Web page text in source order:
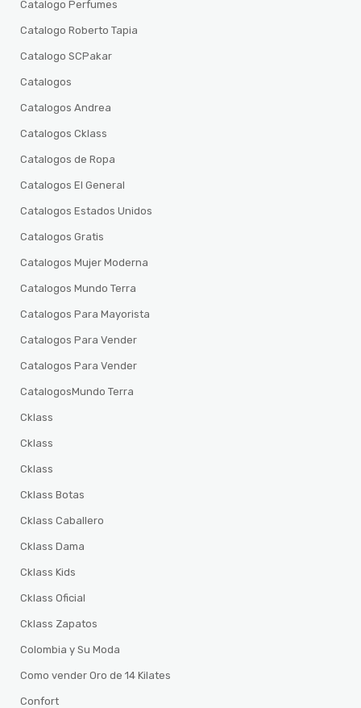
Catalogo Perfumes
Catalogo Roberto Tapia
Catalogo SCPakar
Catalogos
Catalogos Andrea
Catalogos Cklass
Catalogos de Ropa
Catalogos El General
Catalogos Estados Unidos
Catalogos Gratis
Catalogos Mujer Moderna
Catalogos Mundo Terra
Catalogos Para Mayorista
Catalogos Para Vender
Catalogos Para Vender
CatalogosMundo Terra
Cklass
Cklass
Cklass
Cklass Botas
Cklass Caballero
Cklass Dama
Cklass Kids
Cklass Oficial
Cklass Zapatos
Colombia y Su Moda
Como vender Oro de 14 Kilates
Confort